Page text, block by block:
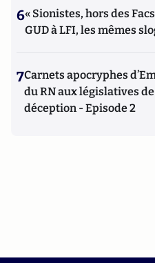
6« Sionistes, hors des
GUD à LFI, les mêmes
7Carnets apocryphes
du RN aux législatives
déception - Episode 2